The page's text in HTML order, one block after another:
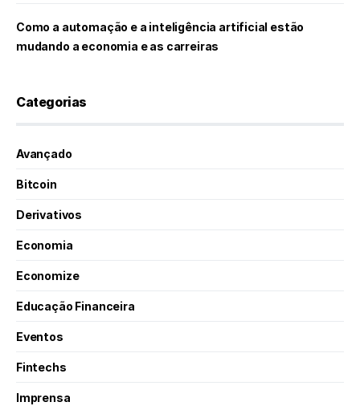
Como a automação e a inteligência artificial estão
mudando a economia e as carreiras
Categorias
Avançado
Bitcoin
Derivativos
Economia
Economize
Educação Financeira
Eventos
Fintechs
Imprensa